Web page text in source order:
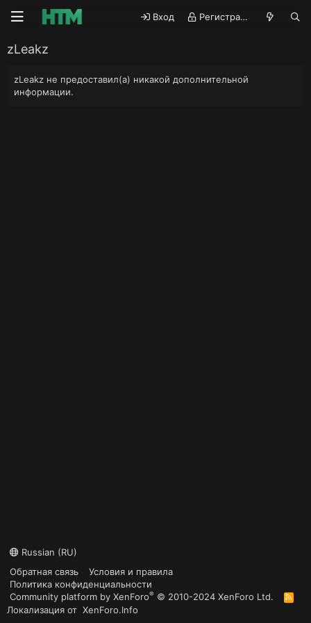
Вход Регистрация
zLeakz
zLeakz не предоставил(а) никакой дополнительной
информации.
Russian (RU)
Обратная связь
Условия и правила
Политика конфиденциальности
Community platform by XenForo® © 2010-2024 XenForo Ltd.
R
S
Локализация от XenForo.Info